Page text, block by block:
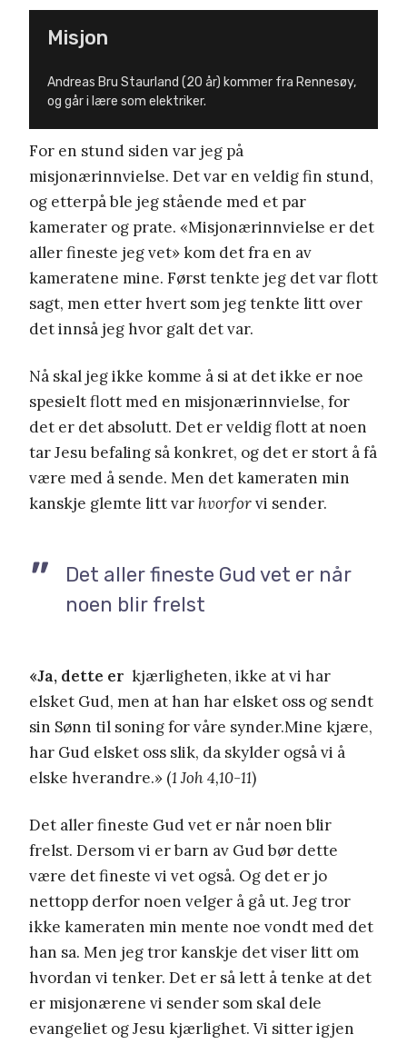
Misjon
Andreas Bru Staurland (20 år) kommer fra Rennesøy,
og går i lære som elektriker.
For en stund siden var jeg på
misjonærinnvielse. Det var en veldig fin stund,
og etterpå ble jeg stående med et par
kamerater og prate. «Misjonærinnvielse er det
aller fineste jeg vet» kom det fra en av
kameratene mine. Først tenkte jeg det var flott
sagt, men etter hvert som jeg tenkte litt over
det innså jeg hvor galt det var.
Nå skal jeg ikke komme å si at det ikke er noe
spesielt flott med en misjonærinnvielse, for
det er det absolutt. Det er veldig flott at noen
tar Jesu befaling så konkret, og det er stort å få
være med å sende. Men det kameraten min
kanskje glemte litt var hvorforvi sender.
Det aller fineste Gud vet er når
noen blir frelst
«Ja, dette er kjærligheten, ikke at vi har
elsket Gud, men at han har elsket oss og sendt
sin Sønn til soning for våre synder.Mine kjære,
har Gud elsket oss slik, da skylder også vi å
elske hverandre.» (1 Joh 4,10-11)
Det aller fineste Gud vet er når noen blir
frelst. Dersom vi er barn av Gud bør dette
være det fineste vi vet også. Og det er jo
nettopp derfor noen velger å gå ut. Jeg tror
ikke kameraten min mente noe vondt med det
han sa. Men jeg tror kanskje det viser litt om
hvordan vi tenker. Det er så lett å tenke at det
er misjonærene vi sender som skal dele
evangeliet og Jesu kjærlighet. Vi sitter igjen